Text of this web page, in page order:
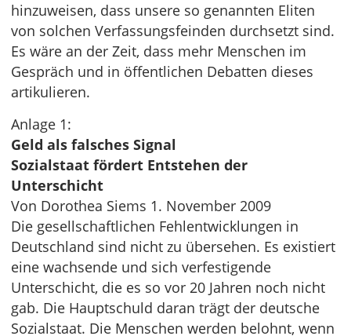
hinzuweisen, dass unsere so genannten Eliten
von solchen Verfassungsfeinden durchsetzt sind.
Es wäre an der Zeit, dass mehr Menschen im
Gespräch und in öffentlichen Debatten dieses
artikulieren.
Anlage 1:
Geld als falsches Signal
Sozialstaat fördert Entstehen der
Unterschicht
Von Dorothea Siems 1. November 2009
Die gesellschaftlichen Fehlentwicklungen in
Deutschland sind nicht zu übersehen. Es existiert
eine wachsende und sich verfestigende
Unterschicht, die es so vor 20 Jahren noch nicht
gab. Die Hauptschuld daran trägt der deutsche
Sozialstaat. Die Menschen werden belohnt, wenn